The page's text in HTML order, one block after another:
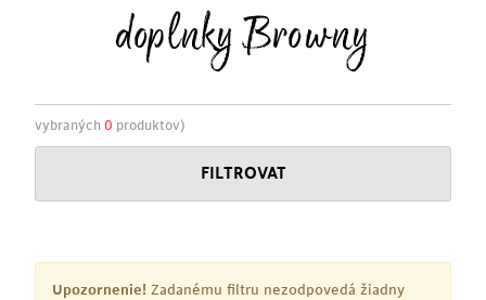
doplnky Browny
vybraných 0 produktov)
FILTROVAT
Upozornenie! Zadanému filtru nezodpovedá žiadny